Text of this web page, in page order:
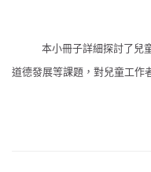
本小冊子詳細探討了兒
道德發展等課題，對兒童工作